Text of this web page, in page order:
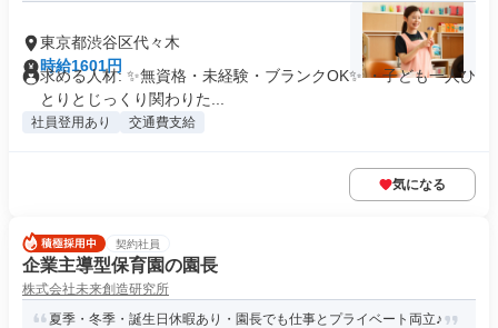
東京都渋谷区代々木
時給1601円
求める人材: ✨無資格・未経験・ブランクOK✨ ・子ども一人ひ
とりとじっくり関わりた...
社員登用あり 交通費支給
気になる
契約社員
企業主導型保育園の園長
株式会社未来創造研究所
夏季・冬季・誕生日休暇あり・園長でも仕事とプライベート両立♪